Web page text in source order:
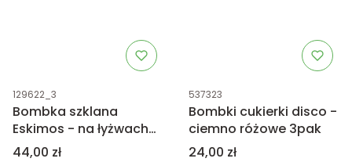
Kod produktu
129622_3
Bombka szklana
Eskimos - na łyżwach
11cm
Cena
44,00 zł
Kod produktu
537323
Bombki cukierki disco -
ciemno różowe 3pak
Cena
24,00 zł